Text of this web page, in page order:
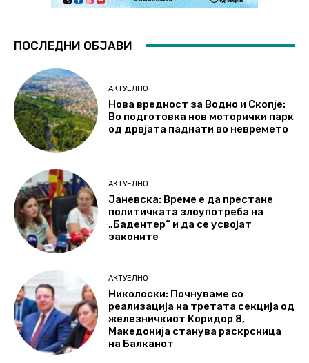
ПОСЛЕДНИ ОБЈАВИ
АКТУЕЛНО
Нова вредност за Водно и Скопје:
Во подготовка нов моторички парк
од дрвјата паднати во невремето
АКТУЕЛНО
Јаневска: Време е да престане
политичката злоупотреба на
„Бадентер“ и да се усвојат
законите
АКТУЕЛНО
Николоски: Почнуваме со
реализација на третата секција од
железничкиот Коридор 8,
Македонија станува раскрсница
на Балканот